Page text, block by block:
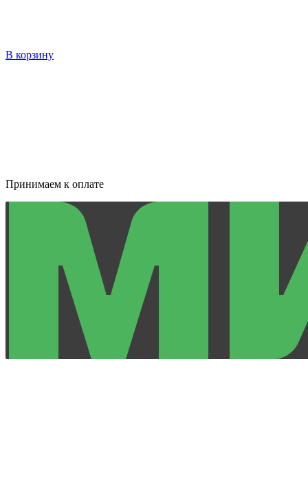
В корзину
Принимаем к оплате